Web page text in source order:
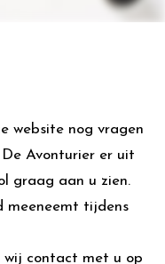
website nog vragen
Avonturier er uit
graag aan u zien.
meeneemt tijdens
wij contact met u op